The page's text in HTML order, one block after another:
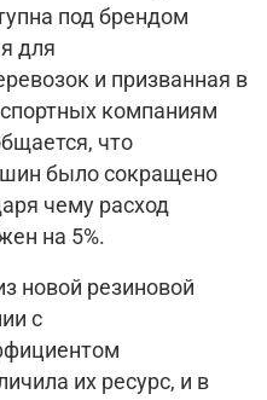
под брендом
для
и призванная в
компаниям
что
было сокращено
чему расход
на 5%.
новой резиновой
с
их ресурс, и в